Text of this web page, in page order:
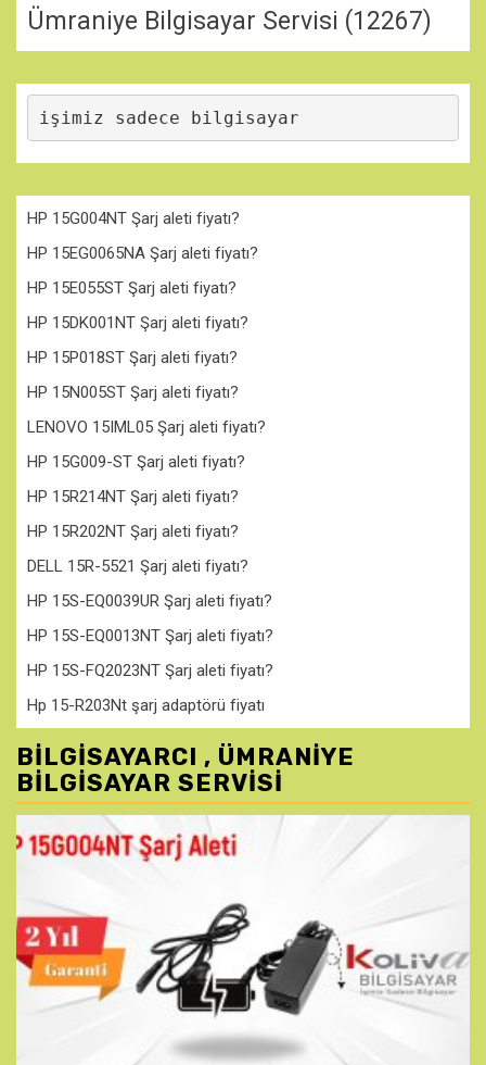
Ümraniye Bilgisayar Servisi (12267)
işimiz sadece bilgisayar
HP 15G004NT Şarj aleti fiyatı?
HP 15EG0065NA Şarj aleti fiyatı?
HP 15E055ST Şarj aleti fiyatı?
HP 15DK001NT Şarj aleti fiyatı?
HP 15P018ST Şarj aleti fiyatı?
HP 15N005ST Şarj aleti fiyatı?
LENOVO 15IML05 Şarj aleti fiyatı?
HP 15G009-ST Şarj aleti fiyatı?
HP 15R214NT Şarj aleti fiyatı?
HP 15R202NT Şarj aleti fiyatı?
DELL 15R-5521 Şarj aleti fiyatı?
HP 15S-EQ0039UR Şarj aleti fiyatı?
HP 15S-EQ0013NT Şarj aleti fiyatı?
HP 15S-FQ2023NT Şarj aleti fiyatı?
Hp 15-R203Nt şarj adaptörü fiyatı
BILGISAYARCI , ÜMRANIYE
BILGISAYAR SERVISI